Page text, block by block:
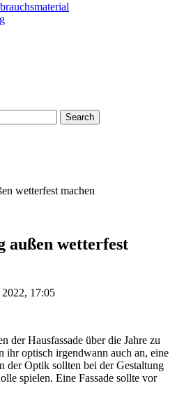
Search
wetterfest machen
außen wetterfest
17:05
der Hausfassade über die Jahre zu
ihr optisch irgendwann auch an, eine
der Optik sollten bei der Gestaltung
spielen. Eine Fassade sollte vor